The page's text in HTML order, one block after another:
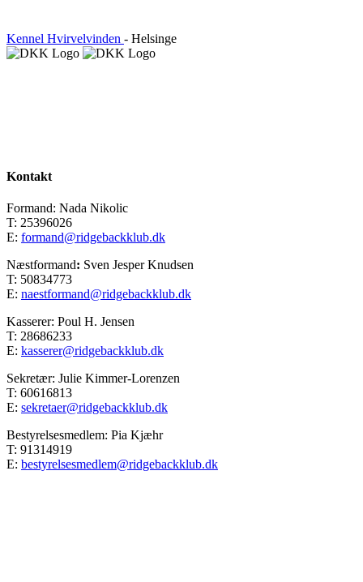
Kennel Hvirvelvinden - Helsinge
Kontakt
Formand: Nada Nikolic
T: 25396026
E: formand@ridgebackklub.dk
Næstformand: Sven Jesper Knudsen
T: 50834773
E: naestformand@ridgebackklub.dk
Kasserer: Poul H. Jensen
T: 28686233
E: kasserer@ridgebackklub.dk
Sekretær: Julie Kimmer-Lorenzen
T: 60616813
E: sekretaer@ridgebackklub.dk
Bestyrelsesmedlem: Pia Kjæhr
T: 91314919
E: bestyrelsesmedlem@ridgebackklub.dk